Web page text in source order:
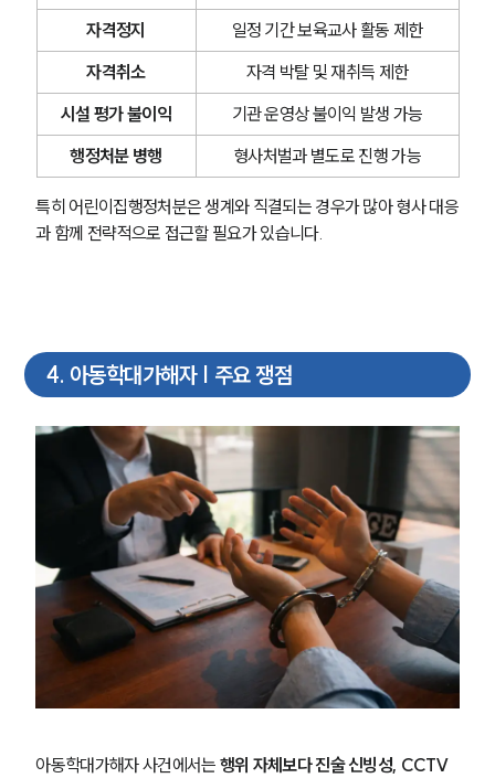
자격정지
일정 기간 보육교사 활동 제한
자격취소
자격 박탈 및 재취득 제한
시설 평가 불이익
기관 운영상 불이익 발생 가능
행정처분 병행
형사처벌과 별도로 진행 가능
특히 어린이집행정처분은 생계와 직결되는 경우가 많아 형사 대응
과 함께 전략적으로 접근할 필요가 있습니다.
4. 아동학대가해자 | 주요 쟁점
아동학대가해자 사건에서는 행위 자체보다 진술 신빙성, CCTV